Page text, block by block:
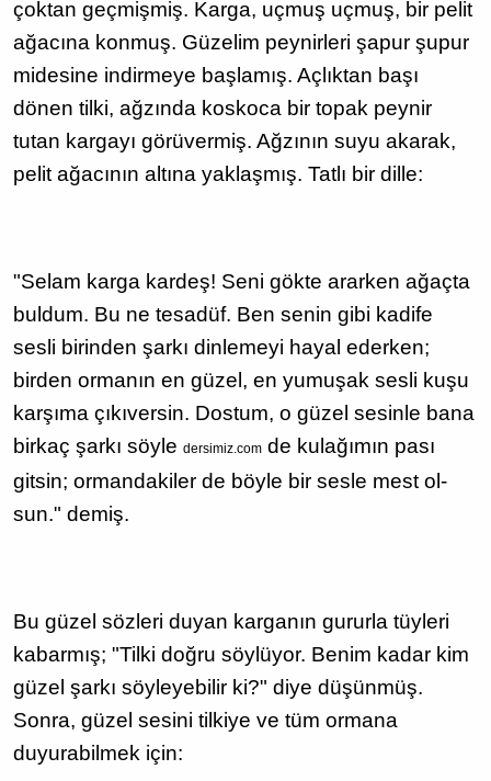
çoktan geçmişmiş. Karga, uçmuş uçmuş, bir pelit
ağacına konmuş. Güzelim pey­nirleri şapur şupur
midesine indirmeye başlamış. Açlıktan başı
dönen tilki, ağzında koskoca bir topak peynir
tutan kargayı görüvermiş. Ağzının suyu akarak,
pelit ağacının altına yaklaşmış. Tatlı bir dille:
"Selam karga kardeş! Seni gökte ararken ağaçta
buldum. Bu ne tesadüf. Ben senin gibi kadife
sesli birinden şarkı dinlemeyi hayal ederken;
birden ormanın en güzel, en yumuşak sesli kuşu
karşıma çıkıversin. Dostum, o güzel sesinle bana
birkaç şarkı söyle dersimiz.com de kulağımın pası
gitsin; ormandakiler de böyle bir sesle mest ol­
sun." demiş.
Bu güzel sözleri duyan karganın gururla tüyleri
kabarmış; "Tilki doğru söylüyor. Benim kadar kim
güzel şarkı söyleyebilir ki?" diye düşünmüş.
Sonra, güzel sesini tilkiye ve tüm ormana
duyurabilmek için: